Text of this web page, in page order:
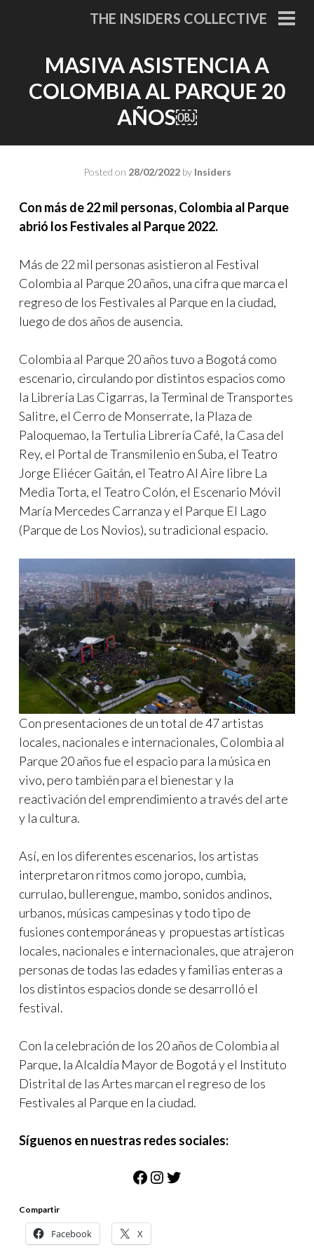
THE INSIDERS COLLECTIVE
MASIVA ASISTENCIA A
COLOMBIA AL PARQUE 20
AÑOS￼
Posted on 28/02/2022by Insiders
Con más de 22 mil personas, Colombia al Parque
abrió los Festivales al Parque 2022.
Más de 22 mil personas asistieron al Festival
Colombia al Parque 20 años, una cifra que marca el
regreso de los Festivales al Parque en la ciudad,
luego de dos años de ausencia.
Colombia al Parque 20 años tuvo a Bogotá como
escenario, circulando por distintos espacios como
la Librería Las Cigarras, la Terminal de Transportes
Salitre, el Cerro de Monserrate, la Plaza de
Paloquemao, la Tertulia Librería Café, la Casa del
Rey, el Portal de Transmilenio en Suba, el Teatro
Jorge Eliécer Gaitán, el Teatro Al Aire libre La
Media Torta, el Teatro Colón, el Escenario Móvil
María Mercedes Carranza y el Parque El Lago
(Parque de Los Novios), su tradicional espacio.
Con presentaciones de un total de 47 artistas
locales, nacionales e internacionales, Colombia al
Parque 20 años fue el espacio para la música en
vivo, pero también para el bienestar y la
reactivación del emprendimiento a través del arte
y la cultura.
Así, en los diferentes escenarios, los artistas
interpretaron ritmos como joropo, cumbia,
currulao, bullerengue, mambo, sonidos andinos,
urbanos, músicas campesinas y todo tipo de
fusiones contemporáneas y propuestas artísticas
locales, nacionales e internacionales, que atrajeron
personas de todas las edades y familias enteras a
los distintos espacios donde se desarrolló el
festival.
Con la celebración de los 20 años de Colombia al
Parque, la Alcaldía Mayor de Bogotá y el Instituto
Distrital de las Artes marcan el regreso de los
Festivales al Parque en la ciudad.
Síguenos en nuestras redes sociales:
Facebook
Instagram
Twitter
Compartir
Facebook X